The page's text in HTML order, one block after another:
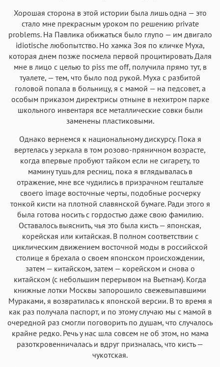
Хорошая сторона в этой истории была лишь одна — это
стало мне прекрасным уроком по решению private
problems. На Павлика обижаться было глупо — им двигало
idiotische любопытство. Но хамка Зоя по кличке Муха,
которая днем позже посмела первой процитировать Даля
мне в лицо с целью to piss me off, получила прямо тут, в
туалете, — тем, что было под рукой. Муха с разбитой
головой попала в больницу, я с мамой — на педсовет, а
особым приказом директрисы отныне в нехитром парке
школьного инвентаря все металлические совки были
заменены пластиковыми.
Однако вернемся к национальному дискурсу. Пока я
вертелась у зеркала в том розово-пряничном возрасте,
когда впервые пробуют тайком если не сигарету, то
мамину тушь для ресниц, пока я вглядывалась в
отражение, мне все чудились в призрачном гештальте
своего image восточные черты, подобные росчерку
тонкой кисти на плотной славянской бумаге. Ради этого я
была готова носить с гордостью даже свою фамилию.
Оставалось выяснить, чья это была кисть — японская,
корейская или китайская. В полном соответствии с
циклическим движением восточной моды в российской
столице я брехала о своем японском происхождении,
затем — китайском, затем — корейском и снова о
китайском (с небольшим перерывом на Вьетнам). Когда
книжные лотки Москвы запорошило свежевыпавшими
Мураками, я возвратилась к японской версии. В то время я
как раз получала паспорт, и по этому случаю мы с мамой в
очередной раз смогли поговорить по душам, что случалось
крайне редко. Речь у нас шла совсем не об этом, но мама
разоткровенничалась и вдруг призналась, что кисть —
чукотская.